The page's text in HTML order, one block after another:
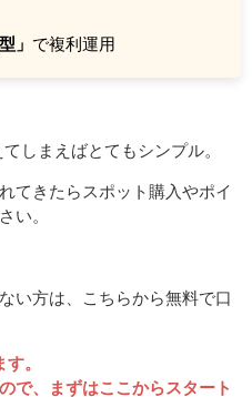
」 で複利運用
しまえばとてもシンプル。
てきたらスポット購入やポイ
い。
い方は、こちらから無料で口
。
で、まずはここからスタート